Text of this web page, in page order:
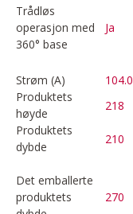
Trådløs
operasjon med
360° base
Ja
Strøm (A)
104.0
Produktets
høyde
218
Produktets
dybde
210
Det emballerte
produktets
270